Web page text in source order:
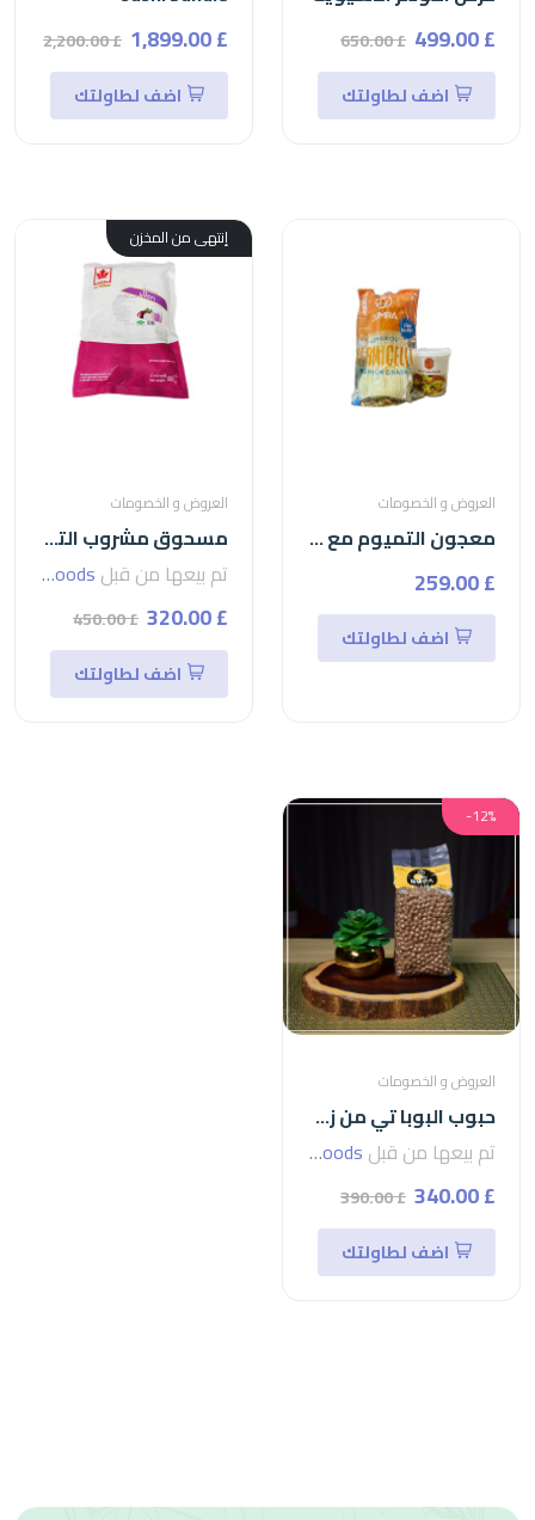
£ 499.00
£ 650.00
اضف لطاولتك
£ 1,899.00
£ 2,200.00
اضف لطاولتك
العروض و الخصومات
معجون التميوم مع الجلاس نودلز
£ 259.00
اضف لطاولتك
إنتهى من المخزن
العروض و الخصومات
مسحوق مشروب التارو من ريد ليفtaro
تم بيعها من قبل seven foods
£ 320.00
£ 450.00
اضف لطاولتك
-12%
العروض و الخصومات
حبوب البوبا تي من زمرا -1كجم
تم بيعها من قبل seven foods
£ 340.00
£ 390.00
اضف لطاولتك